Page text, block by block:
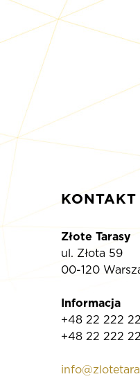
KONTAKT
Złote Tarasy
ul. Złota 59
00-120
Informacja
+48 22 222
+48 22 222